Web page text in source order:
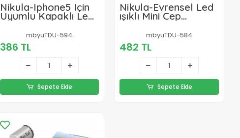
Nikula-Iphone5 Için
Uyumlu Kapaklı Lens
Mikroskop Taşınabilir
Mini Cep Boyutu Led
Mikroskop No.9882-
ip5ii
mbyuTDU-594
386 TL
Sepete Ekle
Nikula-Evrensel Led
ışıklı Mini Cep
Mikroskobu, Tüm
Kameralı Telefonlar
Için No:9882-w
mbyuTDU-584
482 TL
Sepete Ekle